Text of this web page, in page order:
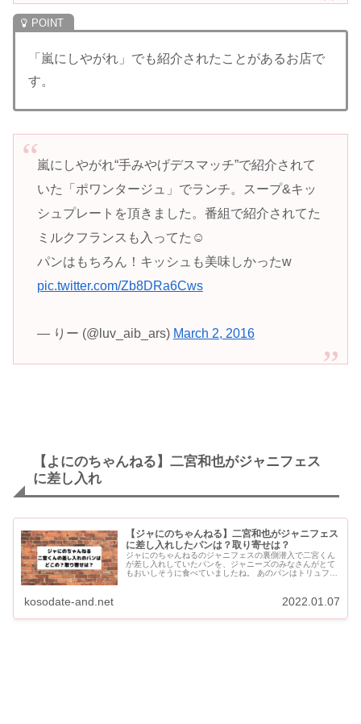
「嵐にしやがれ」でも紹介されたことがあるお店で
す。
嵐にしやがれ“手みやげデスマッチ”で紹介されて
いた「ポワンタージュ」でランチ。スープ&キッ
シュプレートを頂きました。番組で紹介されてた
ミルクフランスも入ってた☺︎
パンはもちろん！キッシュも美味しかったw
pic.twitter.com/Zb8DRa6Cws
— りー (@luv_aib_ars) March 2, 2016
【よにのちゃんねる】二宮和也がジャニフェス
に差し入れ
【ジャにのちゃんねる】二宮和也がジャニフェス
に差し入れしたパンは？取り寄せは？
ジャにのちゃんねるのジャニフェスの裏側潜入で二宮くん
が差し入れしていたパンを、ジャニーズのみなさんがとて
もおいしそうに食べていましたね。 あのパンはトリュフベ
kosodate-and.net 2022.01.07